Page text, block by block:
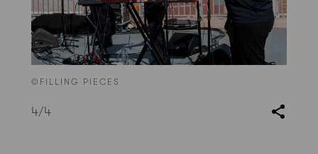
©FILLING PIECES
4/4